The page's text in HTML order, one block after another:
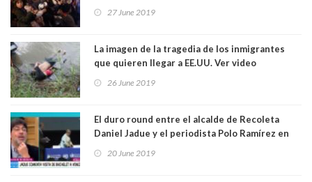
Chile. Ver video
27 June 2019
La imagen de la tragedia de los inmigrantes
que quieren llegar a EE.UU. Ver video
26 June 2019
El duro round entre el alcalde de Recoleta
Daniel Jadue y el periodista Polo Ramírez en
matinal del canal 13. Ver Video
20 June 2019